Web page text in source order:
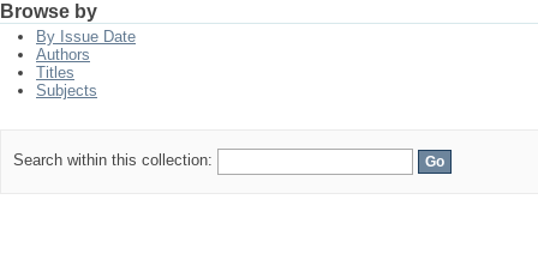
Browse by
By Issue Date
Authors
Titles
Subjects
Search within this collection: